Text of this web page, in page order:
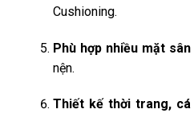
Cushioning.
Phù hợp nhiều mặt sân
nện.
Thiết kế thời trang, cá